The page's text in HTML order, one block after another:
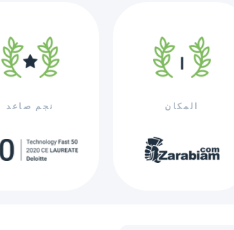
نجم صاعد المكان